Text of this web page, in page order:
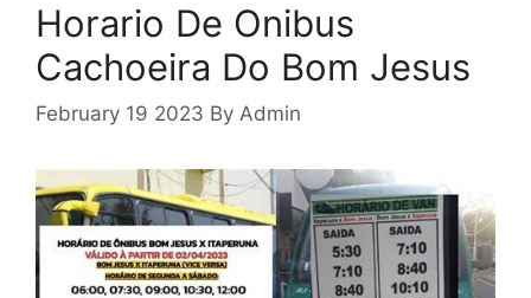
Horario De Onibus
Cachoeira Do Bom Jesus
February 19 2023 By Admin